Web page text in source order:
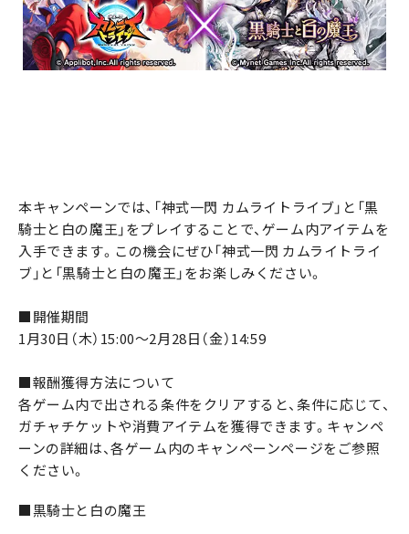
本キャンペーンでは、「神式一閃 カムライトライブ」と「黒
騎士と白の魔王」をプレイすることで、ゲーム内アイテムを
入手できます。この機会にぜひ「神式一閃 カムライトライ
ブ」と「黒騎士と白の魔王」をお楽しみください。
■開催期間
1月30日（木）15:00～2月28日（金）14:59
■報酬獲得方法について
各ゲーム内で出される条件をクリアすると、条件に応じて、
ガチャチケットや消費アイテムを獲得できます。キャンペ
ーンの詳細は、各ゲーム内のキャンペーンページをご参照
ください。
■黒騎士と白の魔王